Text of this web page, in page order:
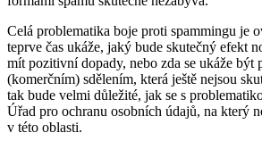
Celá problematika boje proti spammingu je
teprve čas ukáže, jaký bude skutečný efekt
mít pozitivní dopady, nebo zda se ukáže
(komerčním) sdělením, která ještě nejsou
tak bude velmi důležité, jak se s
Úřad pro ochranu osobních údajů, na který
v této oblasti.